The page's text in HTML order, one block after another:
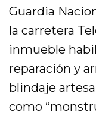
Guardia
la carretera
inmueble
reparación y
blindaje
como